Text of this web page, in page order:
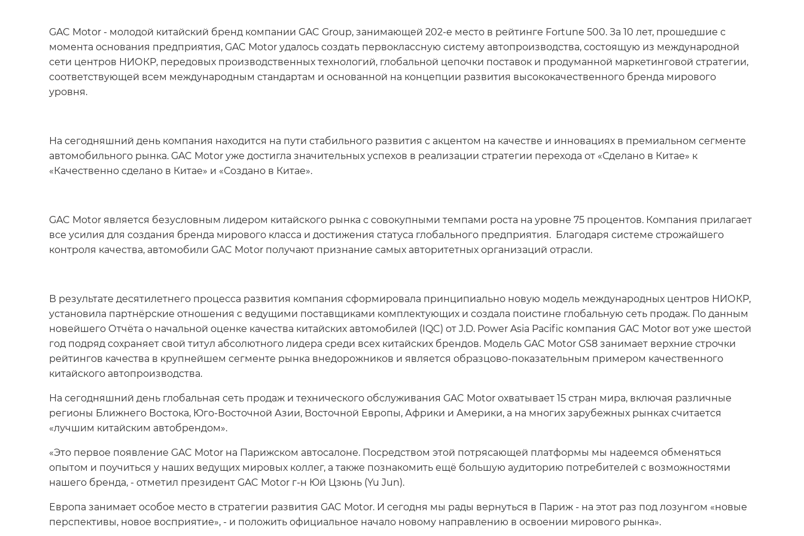
GAC Motor - молодой китайский бренд компании GAC Group, занимающей 202-е место в рейтинге Fortune 500. За 10 лет, прошедшие с
момента основания предприятия, GAC Motor удалось создать первоклассную систему автопроизводства, состоящую из международной
сети центров НИОКР, передовых производственных технологий, глобальной цепочки поставок и продуманной маркетинговой стратегии,
соответствующей всем международным стандартам и основанной на концепции развития высококачественного бренда мирового
уровня.
На сегодняшний день компания находится на пути стабильного развития с акцентом на качестве и инновациях в премиальном сегменте
автомобильного рынка. GAC Motor уже достигла значительных успехов в реализации стратегии перехода от «Сделано в Китае» к
«Качественно сделано в Китае» и «Создано в Китае».
GAC Motor является безусловным лидером китайского рынка с совокупными темпами роста на уровне 75 процентов. Компания прилагает
все усилия для создания бренда мирового класса и достижения статуса глобального предприятия. Благодаря системе строжайшего
контроля качества, автомобили GAC Motor получают признание самых авторитетных организаций отрасли.
В результате десятилетнего процесса развития компания сформировала принципиально новую модель международных центров НИОКР,
установила партнёрские отношения с ведущими поставщиками комплектующих и создала поистине глобальную сеть продаж. По данным
новейшего Отчёта о начальной оценке качества китайских автомобилей (IQC) от J.D. Power Asia Pacific компания GAC Motor вот уже шестой
год подряд сохраняет свой титул абсолютного лидера среди всех китайских брендов. Модель GAC Motor GS8 занимает верхние строчки
рейтингов качества в крупнейшем сегменте рынка внедорожников и является образцово-показательным примером качественного
китайского автопроизводства.
На сегодняшний день глобальная сеть продаж и технического обслуживания GAC Motor охватывает 15 стран мира, включая различные
регионы Ближнего Востока, Юго-Восточной Азии, Восточной Европы, Африки и Америки, а на многих зарубежных рынках считается
«лучшим китайским автобрендом».
«Это первое появление GAC Motor на Парижском автосалоне. Посредством этой потрясающей платформы мы надеемся обменяться
опытом и поучиться у наших ведущих мировых коллег, а также познакомить ещё большую аудиторию потребителей с возможностями
нашего бренда, - отметил президент GAC Motor г-н Юй Цзюнь (Yu Jun).
Европа занимает особое место в стратегии развития GAC Motor. И сегодня мы рады вернуться в Париж - на этот раз под лозунгом «новые
перспективы, новое восприятие», - и положить официальное начало новому направлению в освоении мирового рынка».